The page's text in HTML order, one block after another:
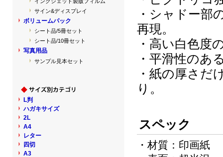
・シャドー部
再現。
・高い白色度
・平滑性のあ
・紙の厚さだ
り。
スペック
・材質：印画紙
サイン&ディスプレイ
ボリュームパック
シート品/5冊セット
シート品/10冊セット
写真用品
サンプル見本セット
L判
ハガキサイズ
2L
A4
レター
四切
A3